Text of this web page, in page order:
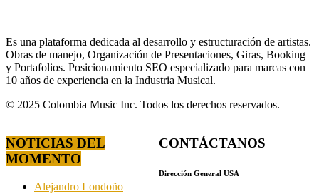
Es una plataforma dedicada al desarrollo y estructuración de artistas.
Obras de manejo, Organización de Presentaciones, Giras, Booking
y Portafolios. Posicionamiento SEO especializado para marcas con
10 años de experiencia en la Industria Musical.
© 2025 Colombia Music Inc. Todos los derechos reservados.
NOTICIAS DEL
MOMENTO
Alejandro Londoño
CONTÁCTANOS
Dirección General USA